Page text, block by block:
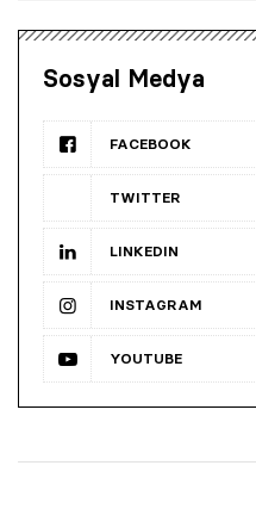
Sosyal Medya
FACEBOOK
TWITTER
LINKEDIN
INSTAGRAM
YOUTUBE